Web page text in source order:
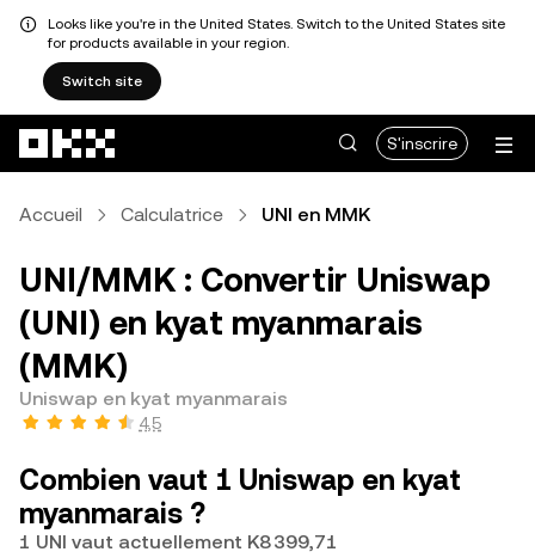
Looks like you're in the United States. Switch to the United States site
for products available in your region.
Switch site
S'inscrire
Accueil Calculatrice UNI en MMK
UNI/MMK : Convertir Uniswap
(UNI) en kyat myanmarais
(MMK)
Uniswap en kyat myanmarais
4,5
Combien vaut 1 Uniswap en kyat
myanmarais ?
1 UNI vaut actuellement K8 399,71